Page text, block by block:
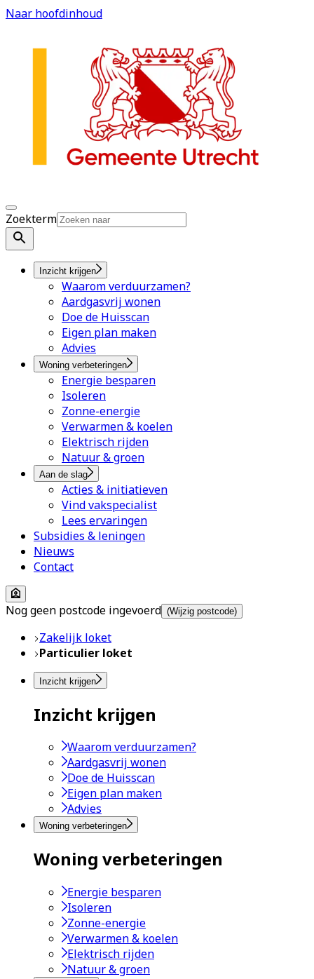
Naar hoofdinhoud
Zoekterm
Inzicht krijgen
Waarom verduurzamen?
Aardgasvrij wonen
Doe de Huisscan
Eigen plan maken
Advies
Woning verbeteringen
Energie besparen
Isoleren
Zonne-energie
Verwarmen & koelen
Elektrisch rijden
Natuur & groen
Aan de slag
Acties & initiatieven
Vind vakspecialist
Lees ervaringen
Subsidies & leningen
Nieuws
Contact
Nog geen postcode ingevoerd (Wijzig postcode)
Zakelijk loket
Particulier loket
Inzicht krijgen
Inzicht krijgen
Waarom verduurzamen?
Aardgasvrij wonen
Doe de Huisscan
Eigen plan maken
Advies
Woning verbeteringen
Woning verbeteringen
Energie besparen
Isoleren
Zonne-energie
Verwarmen & koelen
Elektrisch rijden
Natuur & groen